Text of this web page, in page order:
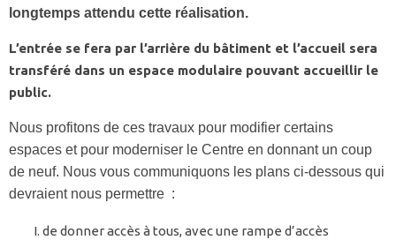
longtemps attendu cette réalisation.
L’entrée se fera par l’arrière du bâtiment et l’accueil sera
transféré dans un espace modulaire pouvant accueillir le
public.
Nous profitons de ces travaux pour modifier certains
espaces et pour moderniser le Centre en donnant un coup
de neuf. Nous vous communiquons les plans ci-dessous qui
devraient nous permettre :
de donner accès à tous, avec une rampe d’accès